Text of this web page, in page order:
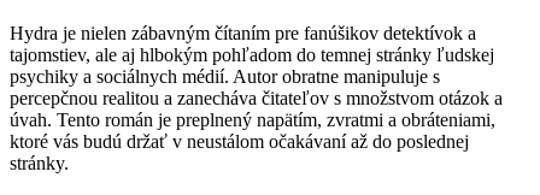
Hydra je nielen zábavným čítaním pre fanúšikov detektívok a
tajomstiev, ale aj hlbokým pohľadom do temnej stránky ľudskej
psychiky a sociálnych médií. Autor obratne manipuluje s
percepčnou realitou a zanecháva čitateľov s množstvom otázok a
úvah. Tento román je preplnený napätím, zvratmi a obráteniami,
ktoré vás budú držať v neustálom očakávaní až do poslednej
stránky.